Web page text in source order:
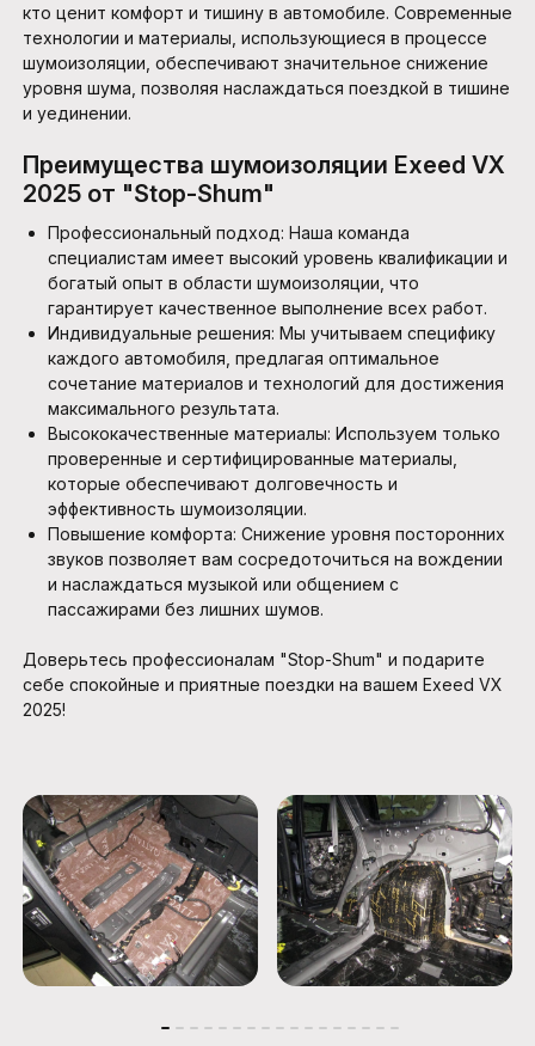
кто ценит комфорт и тишину в автомобиле. Современные
технологии и материалы, использующиеся в процессе
шумоизоляции , обеспечивают значительное снижение
уровня шума, позволяя наслаждаться поездкой в тишине
и уединении.
Преимущества шумоизоляции Exeed VX
2025 от "Stop-Shum"
Профессиональный подход: Наша команда
специалистам имеет высокий уровень квалификации и
богатый опыт в области шумоизоляции, что
гарантирует качественное выполнение всех работ.
Индивидуальные решения: Мы учитываем специфику
каждого автомобиля, предлагая оптимальное
сочетание материалов и технологий для достижения
максимального результата.
Высококачественные материалы: Используем только
проверенные и сертифицированные материалы,
которые обеспечивают долговечность и
эффективность шумоизоляции.
Повышение комфорта: Снижение уровня посторонних
звуков позволяет вам сосредоточиться на вождении
и наслаждаться музыкой или общением с
пассажирами без лишних шумов.
Доверьтесь профессионалам "Stop-Shum" и подарите
себе спокойные и приятные поездки на вашем Exeed VX
2025!